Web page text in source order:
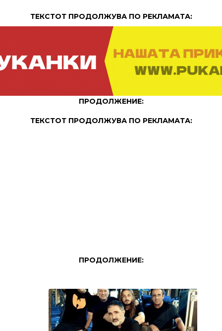
ТЕКСТОТ ПРОДОЛЖУВА ПО РЕКЛАМАТА:
ПРОДОЛЖЕНИЕ:
ТЕКСТОТ ПРОДОЛЖУВА ПО РЕКЛАМАТА:
ПРОДОЛЖЕНИЕ: